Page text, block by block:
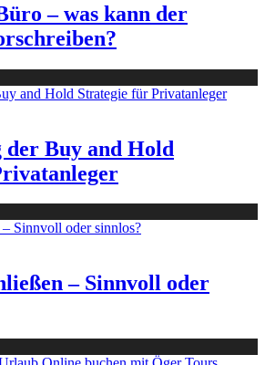
– was kann der
der Buy and Hold
– Sinnvoll oder